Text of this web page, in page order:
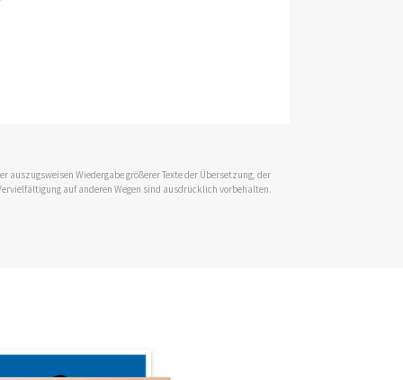
auszugsweisen Wiedergabe größerer Texte der Übersetzung, der
auf anderen Wegen sind ausdrücklich vorbehalten.